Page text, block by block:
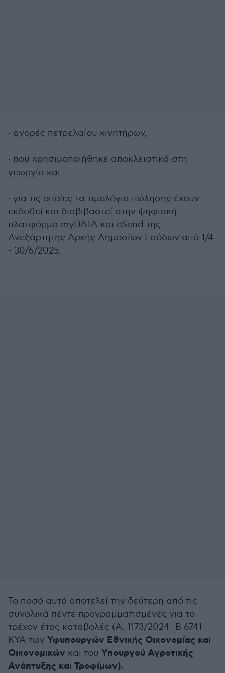
· αγορές πετρελαίου κινητήρων,
· που χρησιμοποιήθηκε αποκλειστικά στη
γεωργία και
· για τις οποίες τα τιμολόγια πώλησης έχουν
εκδοθεί και διαβιβαστεί στην ψηφιακή
πλατφόρμα myDATA και eSend της
Ανεξάρτητης Αρχής Δημοσίων Εσόδων από 1/4
- 30/6/2025.
Το ποσό αυτό αποτελεί την δεύτερη από τις
συνολικά πέντε προγραμματισμένες για το
τρέχον έτος καταβολές (Α. 1173/2024 -Β 6741
ΚΥΑ των Υφυπουργών Εθνικής Οικονομίας και
Οικονομικών και του Υπουργού Αγροτικής
Ανάπτυξης και Τροφίμων).